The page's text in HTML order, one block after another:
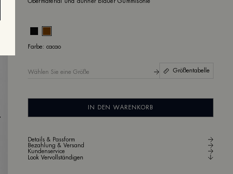
Farbe: cacao
Wählen Sie eine Größe Größentabelle
IN DEN WARENKORB
Details & Passform
Bezahlung & Versand
Kundenservice
Look Vervollständigen